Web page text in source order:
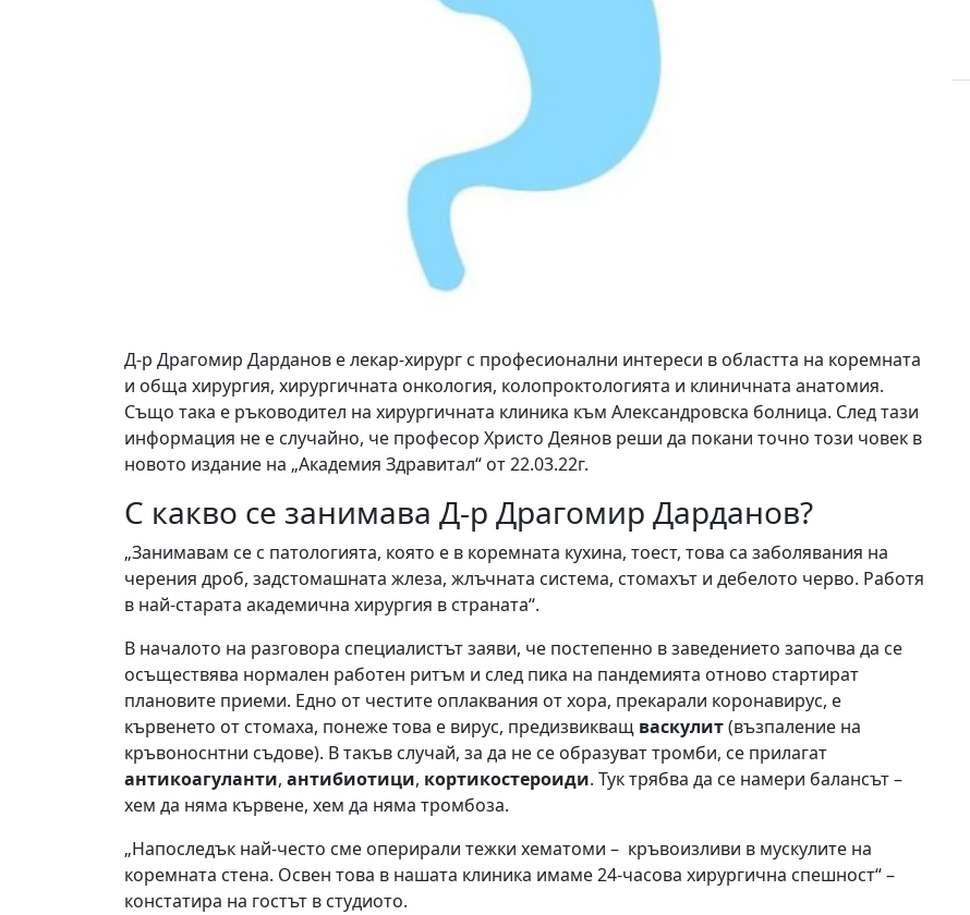
Д-р Драгомир Дарданов е лекар-хирург с професионални интереси в областта на коремната
и обща хирургия, хирургичната онкология, колопроктологията и клиничната анатомия.
Също така е ръководител на хирургичната клиника към Александровска болница. След тази
информация не е случайно, че професор Христо Деянов реши да покани точно този човек в
новото издание на „Академия Здравитал“ от 22.03.22г.
С какво се занимава Д-р Драгомир Дарданов?
„Занимавам се с патологията, която е в коремната кухина, тоест, това са заболявания на
черения дроб, задстомашната жлеза, жлъчната система, стомахът и дебелото черво. Работя
в най-старата академична хирургия в страната“.
В началото на разговора специалистът заяви, че постепенно в заведението започва да се
осъществява нормален работен ритъм и след пика на пандемията отново стартират
плановите приеми. Едно от честите оплаквания от хора, прекарали коронавирус, е
кървенето от стомаха, понеже това е вирус, предизвикващ васкулит(възпаление на
кръвоноснтни съдове). В такъв случай, за да не се образуват тромби, се прилагат
антикоагуланти, антибиотици, кортикостероиди. Тук трябва да се намери балансът –
хем да няма кървене, хем да няма тромбоза.
„Напоследък най-често сме оперирали тежки хематоми – кръвоизливи в мускулите на
коремната стена. Освен това в нашата клиника имаме 24-часова хирургична спешност“ –
констатира на гостът в студиото.